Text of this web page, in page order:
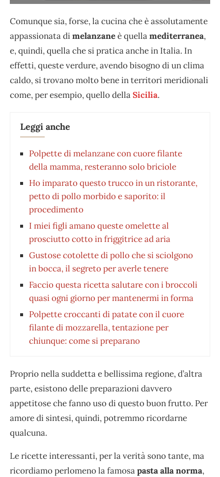
Comunque sia, forse, la cucina che è assolutamente
appassionata dimelanzaneè quellamediterranea,
e, quindi, quella che si pratica anche in Italia. In
effetti, queste verdure, avendo bisogno di un clima
caldo, si trovano molto bene in territori meridionali
come, per esempio, quello dellaSicilia.
Leggi anche
Polpette di melanzane con cuore filante
della mamma, resteranno solo briciole
Ho imparato questo trucco in un ristorante,
petto di pollo morbido e saporito: il
procedimento
I miei figli amano queste omelette al
prosciutto cotto in friggitrice ad aria
Gustose cotolette di pollo che si sciolgono
in bocca, il segreto per averle tenere
Faccio questa ricetta salutare con i broccoli
quasi ogni giorno per mantenermi in forma
Polpette croccanti di patate con il cuore
filante di mozzarella, tentazione per
chiunque: come si preparano
Proprio nella suddetta e bellissima regione, d’altra
parte, esistono delle preparazioni davvero
appetitose che fanno uso di questo buon frutto. Per
amore di sintesi, quindi, potremmo ricordarne
qualcuna.
Le ricette interessanti, per la verità sono tante, ma
ricordiamo perlomeno la famosapasta alla norma,